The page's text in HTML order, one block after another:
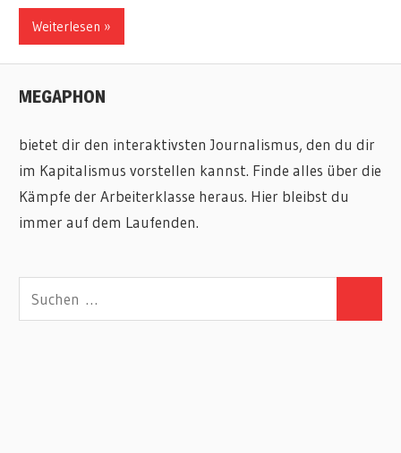
Weiterlesen
MEGAPHON
bietet dir den interaktivsten Journalismus, den du dir
im Kapitalismus vorstellen kannst. Finde alles über die
Kämpfe der Arbeiterklasse heraus. Hier bleibst du
immer auf dem Laufenden.